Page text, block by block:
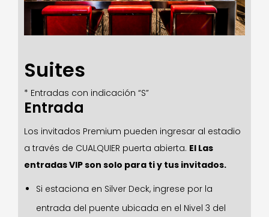
Suites
* Entradas con indicación “S”
Entrada
Los invitados Premium pueden ingresar al estadio
a través de CUALQUIER puerta abierta. El Las
entradas VIP son solo para ti y tus invitados.
Si estaciona en Silver Deck, ingrese por la
entrada del puente ubicada en el Nivel 3 del